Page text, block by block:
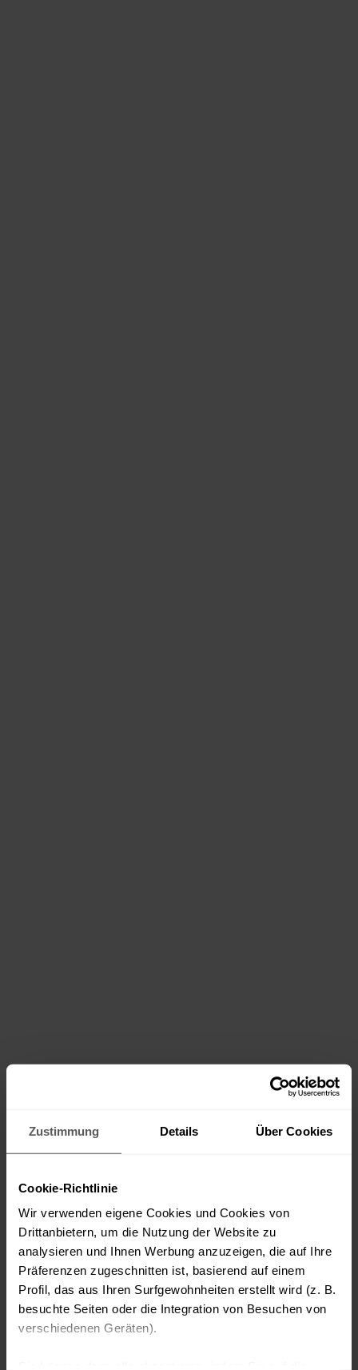
Zustimmung Details Über Cookies
Cookie-Richtlinie
Wir verwenden eigene Cookies und Cookies von
Drittanbietern, um die Nutzung der Website zu
analysieren und Ihnen Werbung anzuzeigen, die auf Ihre
Präferenzen zugeschnitten ist, basierend auf einem
Profil, das aus Ihren Surfgewohnheiten erstellt wird (z. B.
besuchte Seiten oder die Integration von Besuchen von
verschiedenen Geräten).